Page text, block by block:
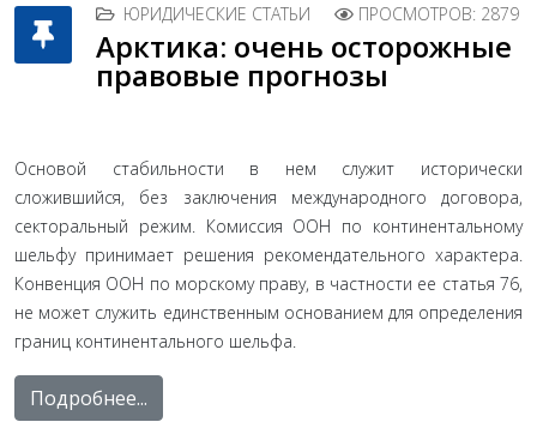
ЮРИДИЧЕСКИЕ СТАТЬИ ПРОСМОТРОВ: 2879
Арктика: очень осторожные
правовые прогнозы
Основой стабильности в нем служит исторически
сложившийся, без заключения международного договора,
секторальный режим. Комиссия ООН по континентальному
шельфу принимает решения рекомендательного характера.
Конвенция ООН по морскому праву, в частности ее статья 76,
не может служить единственным основанием для определения
границ континентального шельфа.
Подробнее...